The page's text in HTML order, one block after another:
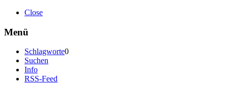
Close
Menü
Schlagworte0
Suchen
Info
RSS-Feed